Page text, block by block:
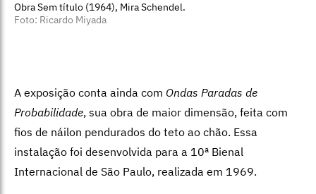
Obra Sem título (1964), Mira Schendel.
Foto: Ricardo Miyada
A exposição conta ainda com Ondas Paradas de
Probabilidade, sua obra de maior dimensão, feita com
fios de náilon pendurados do teto ao chão. Essa
instalação foi desenvolvida para a 10ª Bienal
Internacional de São Paulo, realizada em 1969.